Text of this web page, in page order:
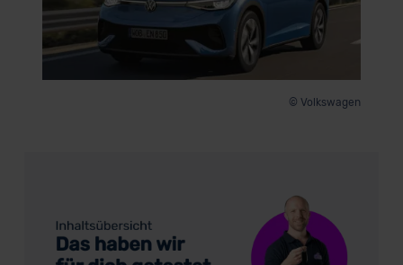
© Volkswagen